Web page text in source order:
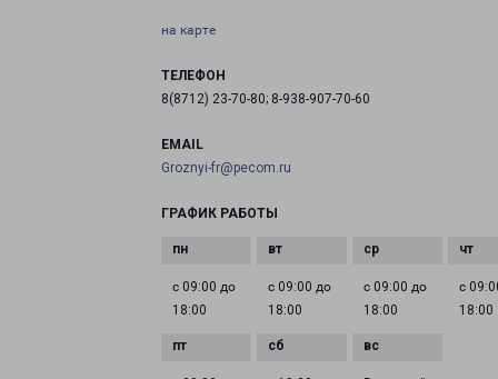
на карте
ТЕЛЕФОН
8(8712) 23-70-80; 8-938-907-70-60
EMAIL
Groznyi-fr@pecom.ru
ГРАФИК РАБОТЫ
с 09:00 до
18:00
с 09:00 до
18:00
с 09:00 до
18:00
с
18:00